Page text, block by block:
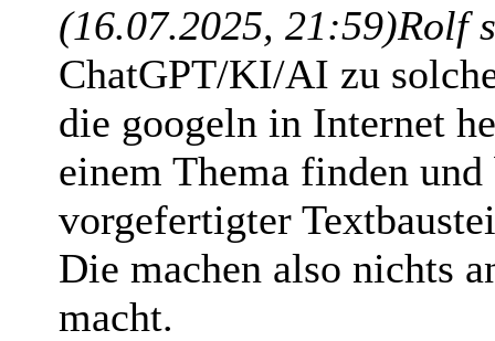
(16.07.2025, 21:59)Rolf
ChatGPT/KI/AI zu
die googeln in Internet
einem Thema finden
vorgefertigter
Die machen also nichts
macht.